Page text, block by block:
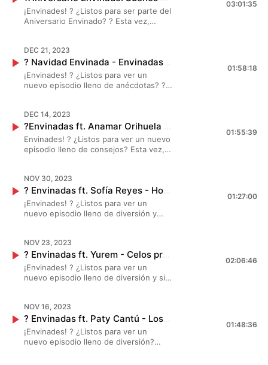
2024. ✨ ¡Esto se va a poner bueno! ?
¡Envinades! ? ¿Listos para ser parte del
Aniversario Envinado? ? Esta vez,
contarnos sus historias de sueños
cumplidos. ✨ ¡Esto se va a poner
bueno! ?
03:01:35
DEC 21, 2023
¡Envinades! ? ¿Listos para ver un
nuevo episodio lleno de anécdotas? ?
contaron sus buenas y malas
experiencias navideñas?. ?✨ ¡Esto se
va a poner bueno! ?
01:58:18
DEC 14, 2023
Envinades! ? ¿Listos para ver un nuevo
episodio lleno de consejos? Esta vez,
para hablar de todo un poco. ¡Esto se
va a poner bueno! ?
01:55:39
NOV 30, 2023
¡Envinades! ? ¿Listos para ver un
nuevo episodio lleno de diversión y
invitaron a #SofíaReyes ? para
portarnos mal. ¡Esto se va a poner
bueno! ?
01:27:00
NOV 23, 2023
¡Envinades! ? ¿Listos para ver un
nuevo episodio lleno de diversión y sin
#DanielaLuján invitaron a #Yurem ?
para darnos su versión sobre los celos
profesionales en pareja. ¡Esto se va a
poner bueno! ?
02:06:46
NOV 16, 2023
¡Envinades! ? ¿Listos para ver un
nuevo episodio lleno de diversión?
01:48:36